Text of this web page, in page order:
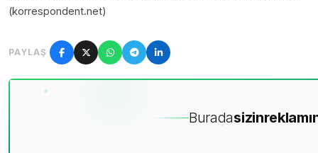
(korrespondent.net)
PAYLAŞ
Buradasizin